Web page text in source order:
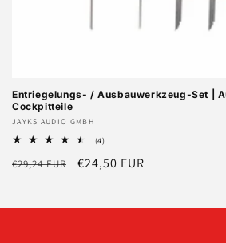
Entriegelungs- / Ausbauwerkzeug-Set |
Cockpitteile
Anbieter:
JAYKS AUDIO GMBH
(4)4
insgesamt
Normaler
€29,24 EUR Verkaufspreis
€24,50 EUR